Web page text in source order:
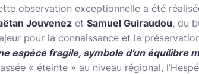
observation exceptionnelle a été
Jouvenez et Samuel Guiraudou, du
pour la connaissance et la
espèce fragile, symbole d’un équilibre
« éteinte » au niveau régional,